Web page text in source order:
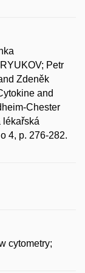
Petr
Zdeněk
and
Chester
lékařská
4, p. 276-282.
cytometry;